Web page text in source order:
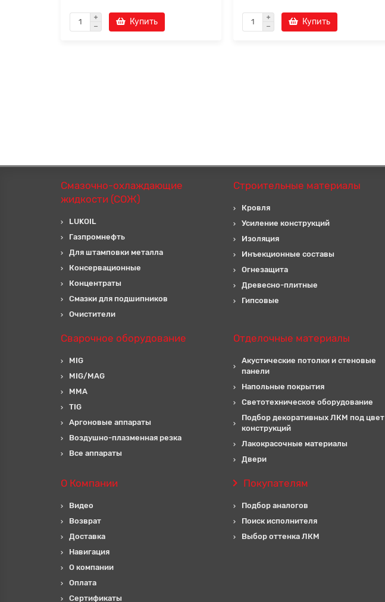
Купить Купить
Смазочно-охлаждающие
жидкости (СОЖ)
LUKOIL
Газпромнефть
Для штамповки металла
Консервационные
Концентраты
Смазки для подшипников
Очистители
Строительные материалы
Кровля
Усиление конструкций
Изоляция
Инъекционные составы
Огнезащита
Древесно-плитные
Гипсовые
Сварочное оборудование
MIG
MIG/MAG
MMA
TIG
Аргоновые аппараты
Воздушно-плазменная резка
Все аппараты
Отделочные материалы
Акустические потолки и стеновые
панели
Напольные покрытия
Светотехническое оборудование
Подбор декоративных ЛКМ под цвет
конструкций
Лакокрасочные материалы
Двери
О Компании
Видео
Возврат
Доставка
Навигация
О компании
Оплата
Сертификаты
Покупателям
Подбор аналогов
Поиск исполнителя
Выбор оттенка ЛКМ